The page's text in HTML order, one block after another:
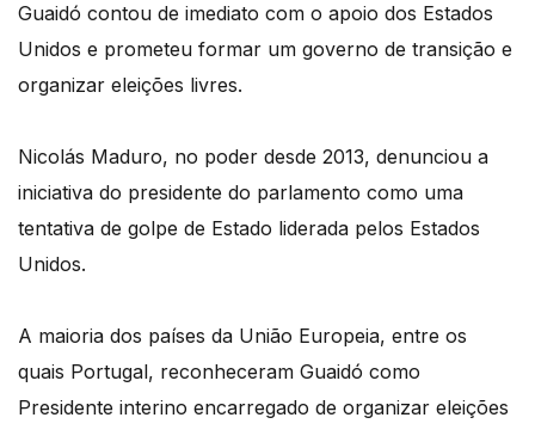
Guaidó contou de imediato com o apoio dos Estados
Unidos e prometeu formar um governo de transição e
organizar eleições livres.
Nicolás Maduro, no poder desde 2013, denunciou a
iniciativa do presidente do parlamento como uma
tentativa de golpe de Estado liderada pelos Estados
Unidos.
A maioria dos países da União Europeia, entre os
quais Portugal, reconheceram Guaidó como
Presidente interino encarregado de organizar eleições